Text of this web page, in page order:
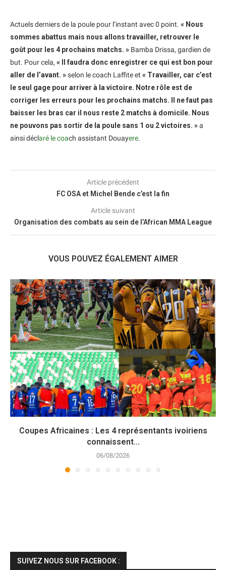
Actuels derniers de la poule pour l’instant avec 0 point. « Nous
sommes abattus mais nous allons travailler, retrouver le
goût pour les 4 prochains matchs. » Bamba Drissa, gardien de
but. Pour cela, « Il faudra donc enregistrer ce qui est bon pour
aller de l’avant. »selon le coach Laffite et « Travailler, car c’est
le seul gage pour arriver à la victoire. Notre rôle est de
corriger les erreurs pour les prochains matchs. Il ne faut pas
baisser les bras car il nous reste 2 matchs à domicile. Nous
ne pouvons pas sortir de la poule sans 1 ou 2 victoires. »a
ainsi déclaré le coach assistant Douayere.
Article précédent
FC OSA et Michel Bende c’est la fin
Article suivant
Organisation des combats au sein de l’African MMA League
VOUS POUVEZ ÉGALEMENT AIMER
Coupes Africaines : Les 4 représentants ivoiriens
connaissent...
06/08/2026
SUIVEZ NOUS SUR FACEBOOK :